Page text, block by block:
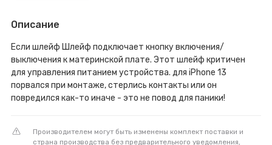
Описание
Если шлейф Шлейф подключает кнопку включения/
выключения к материнской плате. Этот шлейф критичен
для управления питанием устройства. для iPhone 13
порвался при монтаже, стерлись контакты или он
повредился как-то иначе - это не повод для паники!
Производителем могут быть изменены комплект поставки и
страна производства без предварительного уведомления,